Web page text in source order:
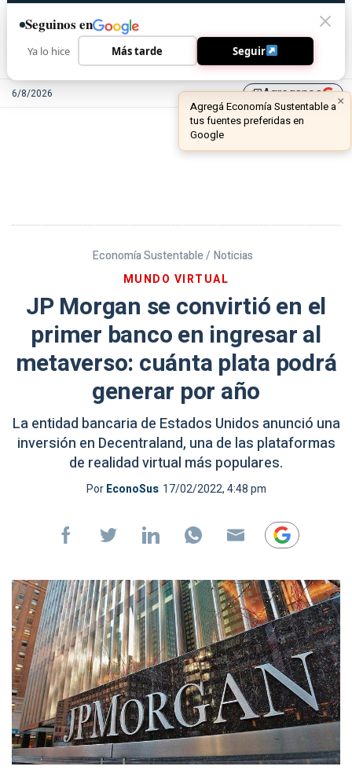
6/8/2026 library_addAgreganos
Economía Sustentable / Noticias
MUNDO VIRTUAL
JP Morgan se convirtió en el
primer banco en ingresar al
metaverso: cuánta plata podrá
generar por año
La entidad bancaria de Estados Unidos anunció una
inversión en Decentraland, una de las plataformas
de realidad virtual más populares.
PorEconoSus 17/02/2022, 4:48 pm
Seguinos en
Ya lo hice Más tarde Seguir